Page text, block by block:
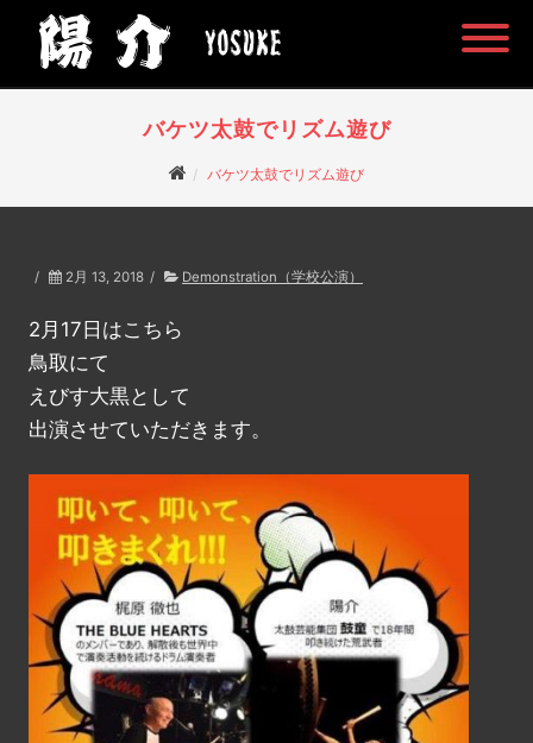
バケツ太鼓でリズム遊び
バケツ太鼓でリズム遊び
/ 2月 13, 2018 / Demonstration（学校公演）
2月17日はこちら
鳥取にて
えびす大黒として
出演させていただきます。